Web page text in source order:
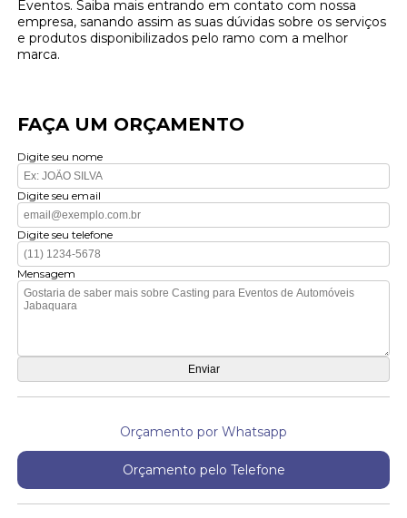
Eventos. Saiba mais entrando em contato com nossa
empresa, sanando assim as suas dúvidas sobre os serviços
e produtos disponibilizados pelo ramo com a melhor
marca.
FAÇA UM ORÇAMENTO
Digite seu nome
Digite seu email
Digite seu telefone
Mensagem
Orçamento por Whatsapp
Orçamento pelo Telefone